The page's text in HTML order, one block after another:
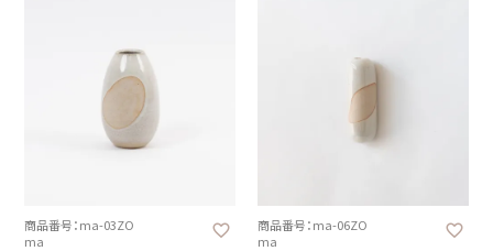
商品番号：ma-03ZO
ma
商品番号：ma-06ZO
ma